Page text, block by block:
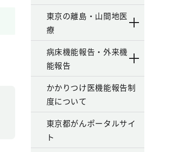
東京の離島・山間地医
療
病床機能報告・外来機
能報告
かかりつけ医機能報告制
度について
東京都がんポータルサイ
ト